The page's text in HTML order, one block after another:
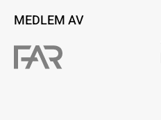
MEDLEM AV